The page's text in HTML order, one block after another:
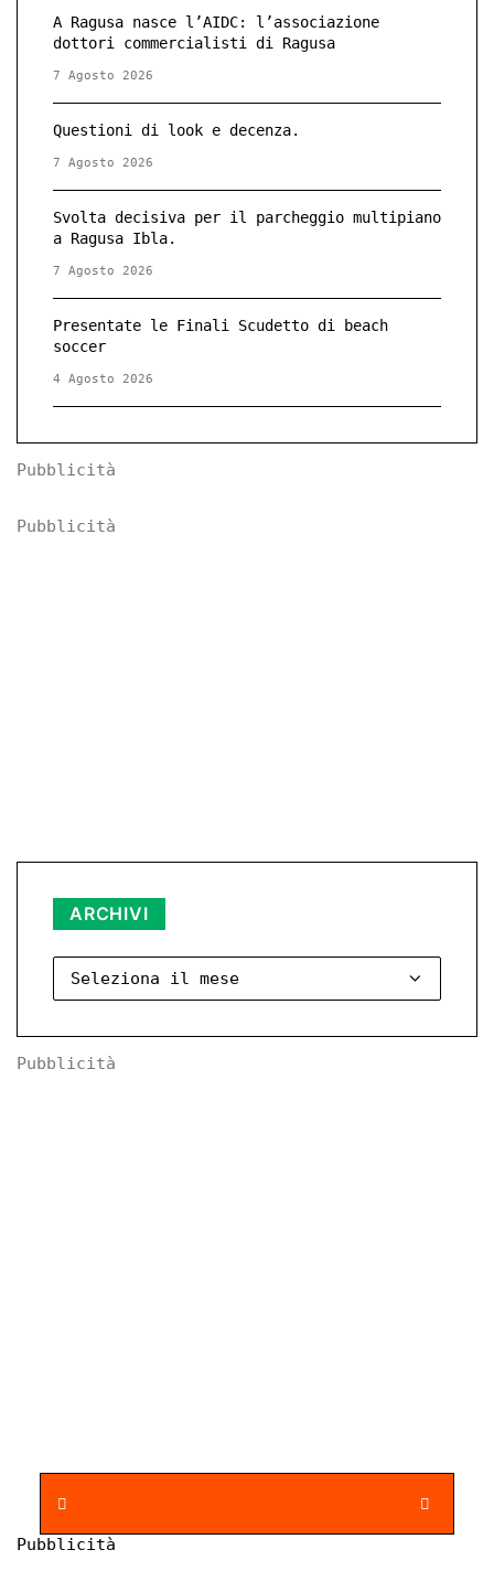
A Ragusa nasce l’AIDC: l’associazione
dottori commercialisti di Ragusa
7 Agosto 2026
Questioni di look e decenza.
7 Agosto 2026
Svolta decisiva per il parcheggio multipiano
a Ragusa Ibla.
7 Agosto 2026
Presentate le Finali Scudetto di beach
soccer
4 Agosto 2026
Pubblicità
Pubblicità
ARCHIVI
Pubblicità
Pubblicità